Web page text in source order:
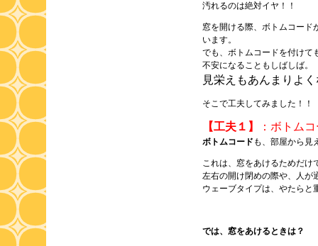
汚れるのは絶対イヤ！！
窓を開ける際、ボトムコード
います。
でも、ボトムコードを付けて
不安になることもしばしば。
見栄えもあんまりよ
そこで工夫してみました！！
【工夫１】 ：ボトム
ボトムコード も、部屋から見
これは、窓をあけるためだけ
左右の開け閉めの際や、人が
ウェーブタイプは、やたらと
では、窓をあけるときは？